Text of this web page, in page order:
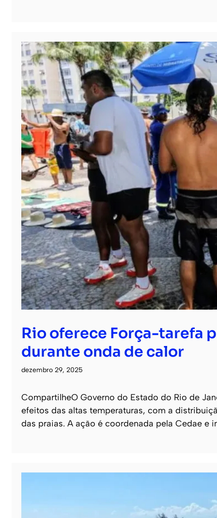
Rio oferece Força-tarefa
durante onda de calor
dezembro 29, 2025
CompartilheO Governo do Estado do Rio de
efeitos das altas temperaturas, com a
das praias. A ação é coordenada pela Cedae